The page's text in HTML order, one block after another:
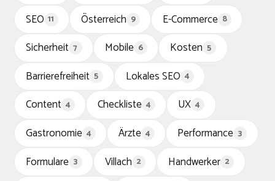
SEO 11 Österreich 9 E-Commerce 8
Sicherheit 7 Mobile 6 Kosten 5
Barrierefreiheit 5 Lokales SEO 4
Content 4 Checkliste 4 UX 4
Gastronomie 4 Ärzte 4 Performance 3
Formulare 3 Villach 2 Handwerker 2